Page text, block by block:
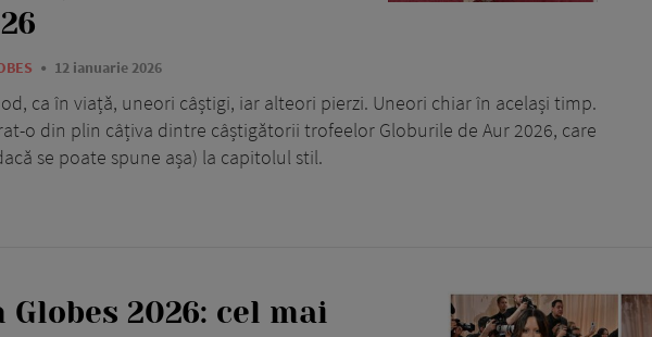
12 ianuarie 2026
ca în viață, uneori câștigi, iar alteori pierzi. Uneori chiar în același timp.
o din plin câțiva dintre câștigătorii trofeelor Globurile de Aur 2026, care
se poate spune așa) la capitolul stil.
Globes 2026: cel mai